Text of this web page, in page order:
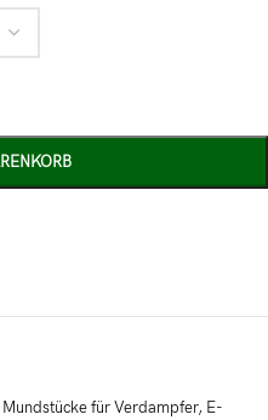
für Verdampfer, E-